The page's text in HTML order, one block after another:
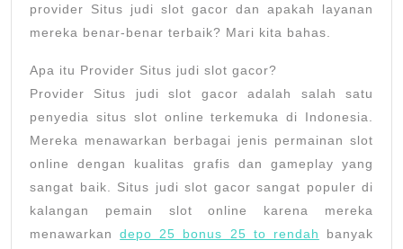
provider Situs judi slot gacor dan apakah layanan
mereka benar-benar terbaik? Mari kita bahas.
Apa itu Provider Situs judi slot gacor?
Provider Situs judi slot gacor adalah salah satu
penyedia situs slot online terkemuka di Indonesia.
Mereka menawarkan berbagai jenis permainan slot
online dengan kualitas grafis dan gameplay yang
sangat baik. Situs judi slot gacor sangat populer di
kalangan pemain slot online karena mereka
menawarkandepo 25 bonus 25 to rendah banyak